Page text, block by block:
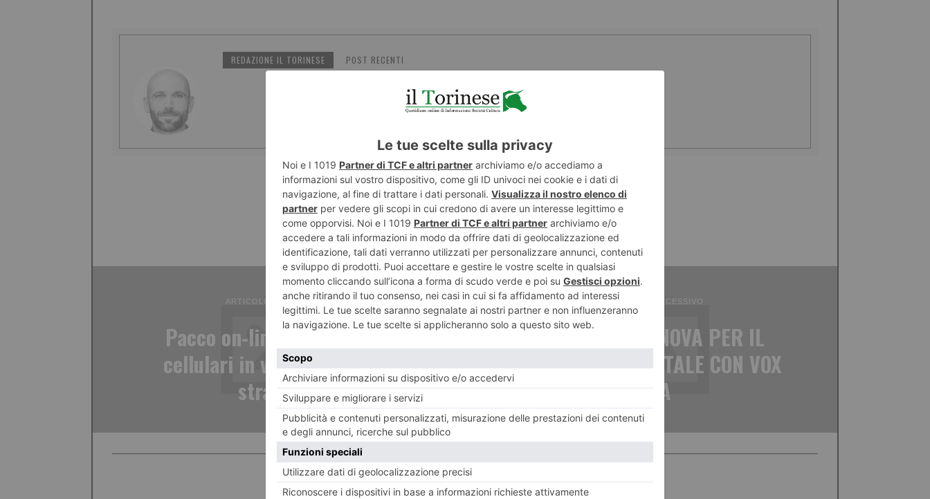
REDAZIONE IL TORINESE POST RECENTI
ARTICOLO PRECEDENTE
Pacco on-line: la truffa dei
cellulari in vendita a prezzi
stracciati
ARTICOLO SUCCESSIVO
FOLLA A CASANOVA PER IL
CONCERTO DI NATALE CON VOX
VIVA
RECENTI: